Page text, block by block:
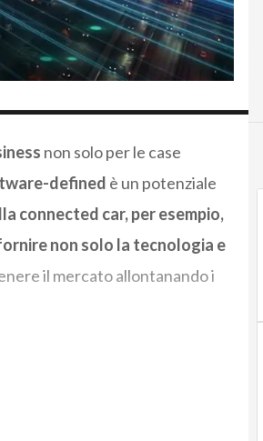
non solo per le case
defined è un potenziale
connected car, per esempio,
non solo la tecnologia e
il mercato allontanando i